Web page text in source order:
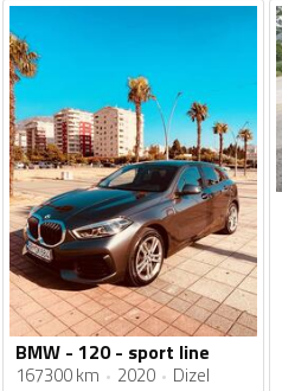
BMW - 120 - sport line
167300 km 2020 Dizel